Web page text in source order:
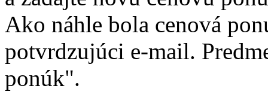
Ako náhle bola cenová
potvrdzujúci e-mail.
ponúk".